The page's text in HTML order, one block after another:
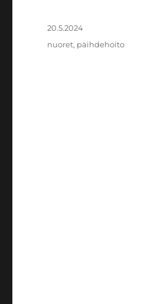
Julkaistu
20.5.2024
Avainsanat
nuoret, päihdehoito